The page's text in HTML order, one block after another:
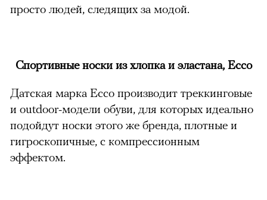
просто людей, следящих за модой.
Спортивные носки из хлопка и эластана, Ecco
Датская марка Ecco производит треккинговые
и outdoor-модели обуви, для которых идеально
подойдут носки этого же бренда, плотные и
гигроскопичные, с компрессионным
эффектом.